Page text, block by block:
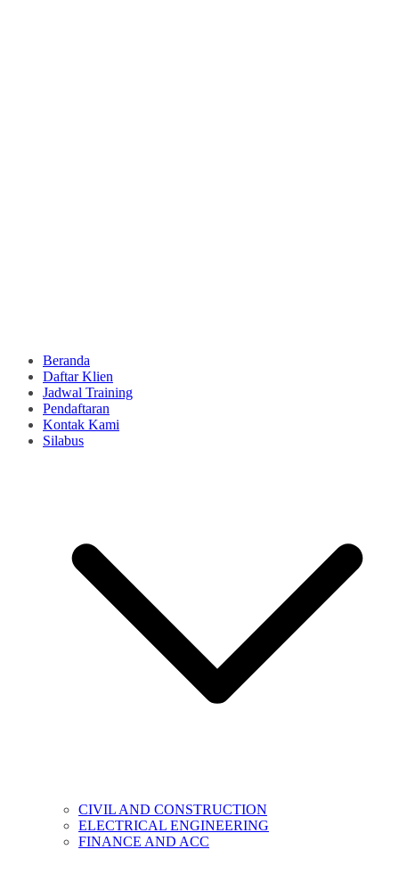
Beranda
Daftar Klien
Jadwal Training
Pendaftaran
Kontak Kami
Silabus
CIVIL AND CONSTRUCTION
ELECTRICAL ENGINEERING
FINANCE AND ACC